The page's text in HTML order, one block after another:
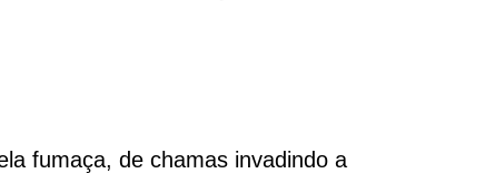
fumaça, de chamas invadindo a